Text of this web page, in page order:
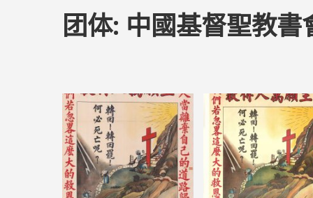
团体: 中國基督聖教書
文
章
分
頁